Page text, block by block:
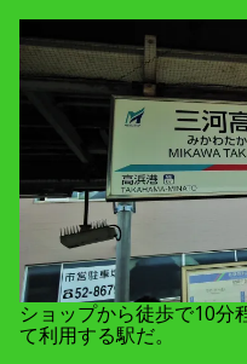
ショップから徒歩で10分
て利用する駅だ。